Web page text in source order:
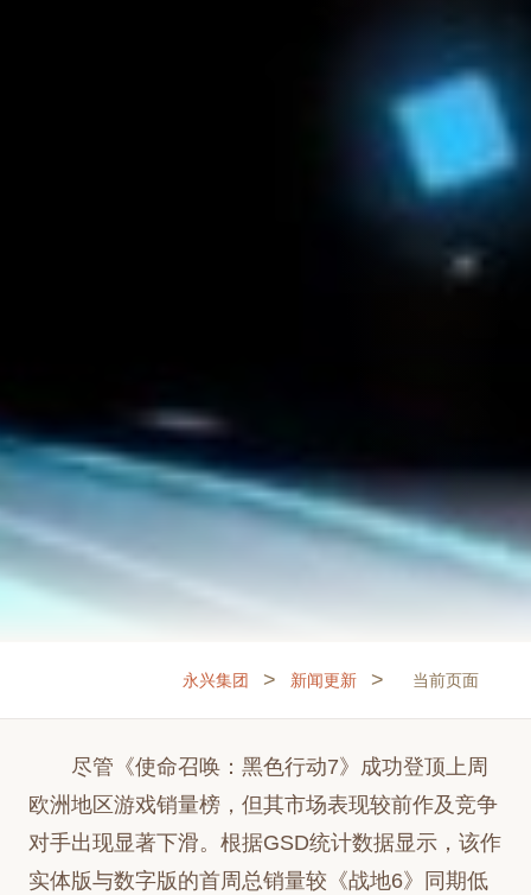
永兴集团 > 新闻更新 > 当前页面
尽管《使命召唤：黑色行动7》成功登顶上周
欧洲地区游戏销量榜，但其市场表现较前作及竞争
对手出现显著下滑。根据GSD统计数据显示，该作
实体版与数字版的首周总销量较《战地6》同期低